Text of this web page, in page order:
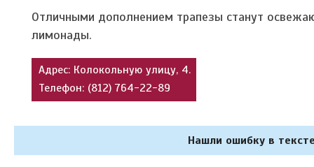
Отличными дополнением трапезы станут
лимонады.
Адрес: Колокольную улицу, 4.
Телефон: (812) 764-22-89
Нашли ошибку в